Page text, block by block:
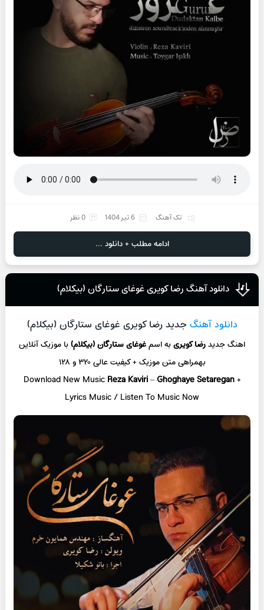
تک آهنگ 6 تیر 1404 0 نظر
ادامه مطلب + دانلود ...
دانلود آهنگ رضا کویری غوغای ستارگان (بیکلام)
دانلود آهنگ جدید رضا کویری غوغای ستارگان (بیکلام)
اهنگ جدیدرضا کویریبه اسمغوغای ستارگان (بیکلام)با موزیک آنلاین
بهمراهی متن موزیک + کیفیت عالی ۳۲۰ و ۱۲۸
Download New Music Reza Kaviri–Ghoghaye Setaregan+
Lyrics Music / Listen To Music Now